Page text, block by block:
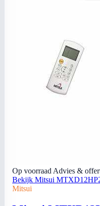
Op voorraad Advies &
Bekijk Mitsui
Mitsui